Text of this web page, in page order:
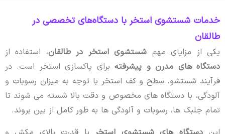
خدمات شستشوی استخر با دستگاه‌های تخصصی در
طالقان
یکی از مزایای مهم شستشوی استخر در طالقان، استفاده از
دستگاه های مدرن و پیشرفتهبرای پاکسازی استخر است. در
فرآیند شستشو، سطح و کف استخر با توجه به میزان رسوبات و
آلودگی، با دستگاه های مخصوص و دقت بالا شسته می شوند تا
تمام جلبک ها، رسوبات و آلودگی ها به طور کامل از بین بروند.